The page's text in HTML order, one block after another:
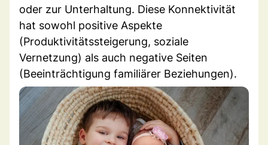
oder zur Unterhaltung. Diese Konnektivität
hat sowohl positive Aspekte
(Produktivitätssteigerung, soziale
Vernetzung) als auch negative Seiten
(Beeinträchtigung familiärer Beziehungen).